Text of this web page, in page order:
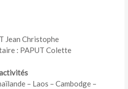
Jean Christophe
: PAPUT Colette
– Laos – Cambodge –